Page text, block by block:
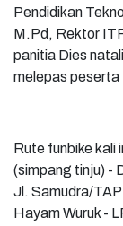
Pendidikan
M.Pd, Rektor
panitia Dies
melepas peserta
Rute funbike kali
(simpang tinju) -
Jl. Samudra/
Hayam Wuruk -